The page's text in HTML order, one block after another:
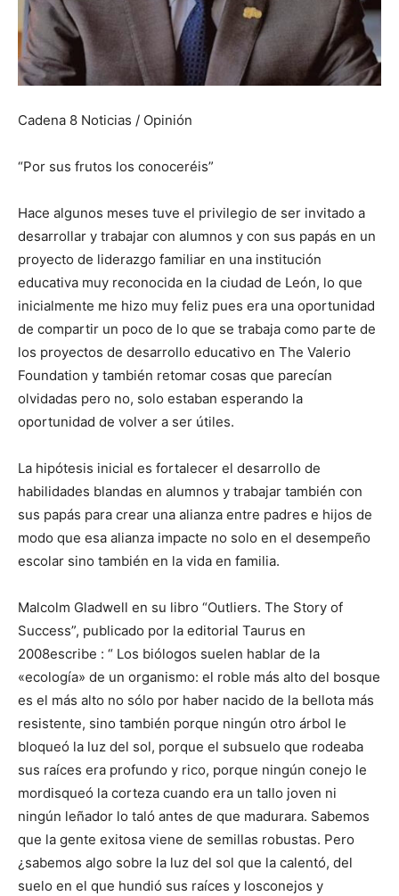
Cadena 8 Noticias / Opinión
“Por sus frutos los conoceréis”
Hace algunos meses tuve el privilegio de ser invitado a
desarrollar y trabajar con alumnos y con sus papás en un
proyecto de liderazgo familiar en una institución
educativa muy reconocida en la ciudad de León, lo que
inicialmente me hizo muy feliz pues era una oportunidad
de compartir un poco de lo que se trabaja como parte de
los proyectos de desarrollo educativo en The Valerio
Foundation y también retomar cosas que parecían
olvidadas pero no, solo estaban esperando la
oportunidad de volver a ser útiles.
La hipótesis inicial es fortalecer el desarrollo de
habilidades blandas en alumnos y trabajar también con
sus papás para crear una alianza entre padres e hijos de
modo que esa alianza impacte no solo en el desempeño
escolar sino también en la vida en familia.
Malcolm Gladwell en su libro “Outliers. The Story of
Success”, publicado por la editorial Taurus en
2008escribe : “ Los biólogos suelen hablar de la
«ecología» de un organismo: el roble más alto del bosque
es el más alto no sólo por haber nacido de la bellota más
resistente, sino también porque ningún otro árbol le
bloqueó la luz del sol, porque el subsuelo que rodeaba
sus raíces era profundo y rico, porque ningún conejo le
mordisqueó la corteza cuando era un tallo joven ni
ningún leñador lo taló antes de que madurara. Sabemos
que la gente exitosa viene de semillas robustas. Pero
¿sabemos algo sobre la luz del sol que la calentó, del
suelo en el que hundió sus raíces y losconejos y